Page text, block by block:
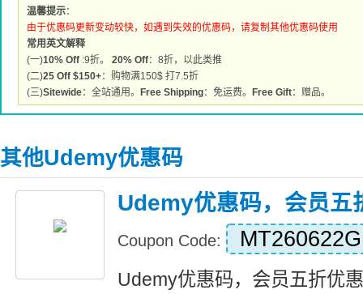
温馨提示：
由于优惠码更新变动较快，如遇到失效的优惠码，请复制其他优惠码使用
常用英文解释
(一)10% Off :9折。 20% Off：8折，以此类推
(二)25 Off $150+：购物满150$ 打7.5折
(三)Sitewide：全站通用。 Free Shipping：免运费。 Free Gift：赠品。
其他Udemy优惠码
Udemy优惠码，会员五
Coupon Code:
Udemy优惠码，会员五折优